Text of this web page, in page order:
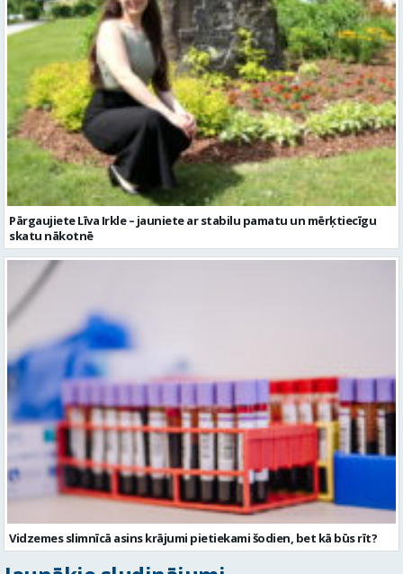
Pārgaujiete Līva Irkle – jauniete ar stabilu pamatu un mērķtiecīgu
skatu nākotnē
Vidzemes slimnīcā asins krājumi pietiekami šodien, bet kā būs rīt?